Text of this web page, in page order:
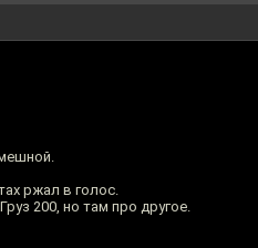
ржал в голос.
200, но там про другое.